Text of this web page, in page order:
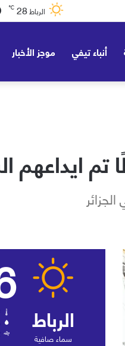
الرباط28
℃
أنباء تيفي موجز الأخبار
الرباط
سماء صافية